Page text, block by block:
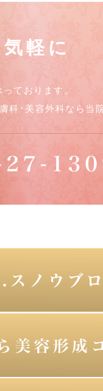
軽に
ております。
科･美容外科なら当